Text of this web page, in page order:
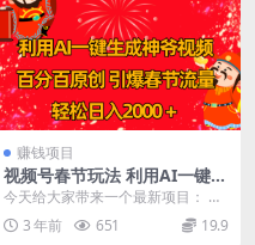
赚钱项目
视频号春节玩法 利用AI一键生
成财神爷视频 百分百原创 引
爆春节流量 日入2k
今天给大家带来一个最新项目： 视
频号分成计划最近特别火爆，但是
大部分人都卡在了内...
3 年前 651 19.9